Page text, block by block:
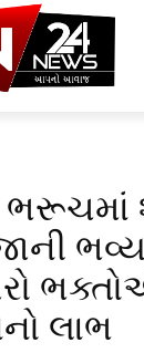
ભરૂચમાં
લાભ